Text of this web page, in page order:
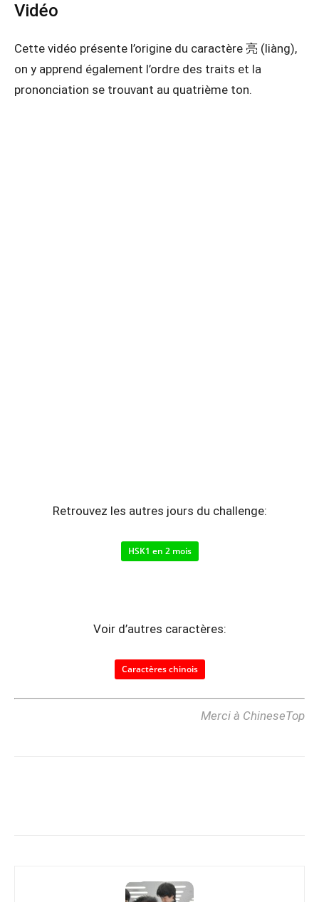
Vidéo
Cette vidéo présente l’origine du caractère 亮 (liàng),
on y apprend également l’ordre des traits et la
prononciation se trouvant au quatrième ton.
Retrouvez les autres jours du challenge:
HSK1 en 2 mois
Voir d’autres caractères:
Caractères chinois
Merci à ChineseTop